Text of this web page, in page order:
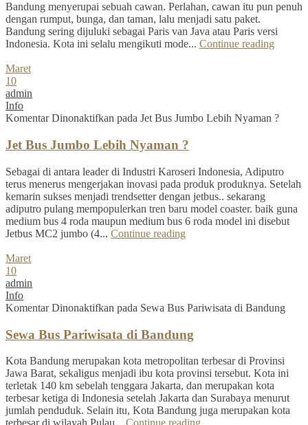
Bandung menyerupai sebuah cawan. Perlahan, cawan itu pun penuh
dengan rumput, bunga, dan taman, lalu menjadi satu paket.
Bandung sering dijuluki sebagai Paris van Java atau Paris versi
Indonesia. Kota ini selalu mengikuti mode... Continue reading
Maret
10
admin
Info
Komentar Dinonaktifkan pada Jet Bus Jumbo Lebih Nyaman ?
Jet Bus Jumbo Lebih Nyaman ?
Sebagai di antara leader di Industri Karoseri Indonesia, Adiputro
terus menerus mengerjakan inovasi pada produk produknya. Setelah
kemarin sukses menjadi trendsetter dengan jetbus.. sekarang
adiputro pulang mempopulerkan tren baru model coaster. baik guna
medium bus 4 roda maupun medium bus 6 roda model ini disebut
Jetbus MC2 jumbo (4... Continue reading
Maret
10
admin
Info
Komentar Dinonaktifkan pada Sewa Bus Pariwisata di Bandung
Sewa Bus Pariwisata di Bandung
Kota Bandung merupakan kota metropolitan terbesar di Provinsi
Jawa Barat, sekaligus menjadi ibu kota provinsi tersebut. Kota ini
terletak 140 km sebelah tenggara Jakarta, dan merupakan kota
terbesar ketiga di Indonesia setelah Jakarta dan Surabaya menurut
jumlah penduduk. Selain itu, Kota Bandung juga merupakan kota